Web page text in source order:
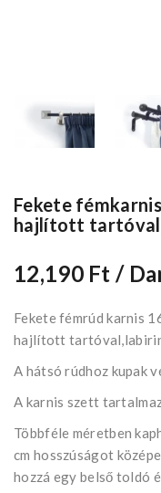
Fekete
hajlított
12,190 Ft/
Fekete fémrúd karnis
hajlított
A hátsó rúdhoz kupak
A karnis szett
Többféle méretben
cm hosszúságot
hozzá egy belső toldó